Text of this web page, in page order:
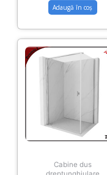
Adaugă în coș
Cabine dus